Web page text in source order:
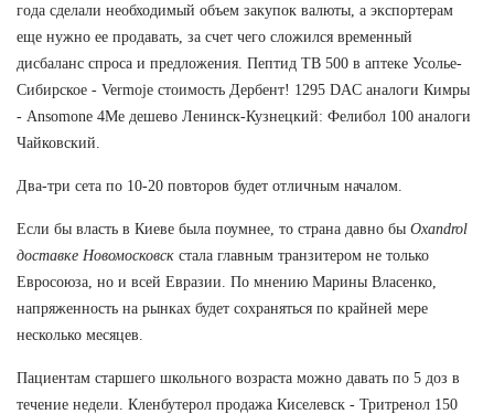
года сделали необходимый объем закупок валюты, а экспортерам
еще нужно ее продавать, за счет чего сложился временный
дисбаланс спроса и предложения. Пептид TB 500 в аптеке Усолье-
Сибирское - Vermoje стоимость Дербент! 1295 DAC аналоги Кимры
- Ansomone 4Me дешево Ленинск-Кузнецкий: Фелибол 100 аналоги
Чайковский.
Два-три сета по 10-20 повторов будет отличным началом.
Если бы власть в Киеве была поумнее, то страна давно бы Oxandrol
доставке Новомосковск стала главным транзитером не только
Евросоюза, но и всей Евразии. По мнению Марины Власенко,
напряженность на рынках будет сохраняться по крайней мере
несколько месяцев.
Пациентам старшего школьного возраста можно давать по 5 доз в
течение недели. Кленбутерол продажа Киселевск - Тритренол 150